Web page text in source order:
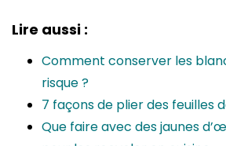
Lire aussi :
Comment conserver les
risque ?
7 façons de plier des feuilles
Que faire avec des jaunes